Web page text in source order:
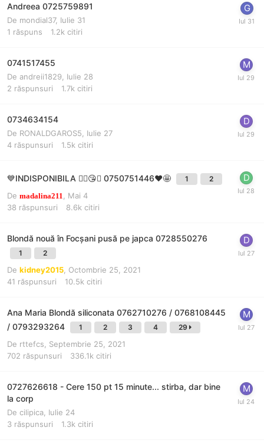
Andreea 0725759891
De mondial37, Iulie 31
1 răspuns 1.2k citiri
0741517455
De andreii1829
Iulie 28
2 răspunsuri 1.7k citiri
0734634154
De RONALDGAROS5
Iulie 27
4 răspunsuri 1.5k citiri
💙INDISPONIBILA ❤️‍🔥😘💥 0750751446❤️🤩 1 2
De madalina211
Mai 4
38 răspunsuri 8.6k citiri
Blondă nouă în Focșani pusă pe japca 0728550276
1 2
De kidney2015 Octombrie 25, 2021
41 răspunsuri 10.5k citiri
Ana Maria Blondă siliconata 0762710276 / 0768108445
/ 0793293264
1 2 3 4 29
De rttefcs
Septembrie 25, 2021
702 răspunsuri 336.1k citiri
0727626618 - Cere 150 pt 15 minute... stirba, dar bine
la corp
De cilipica Iulie 24
3 răspunsuri 1.3k citiri